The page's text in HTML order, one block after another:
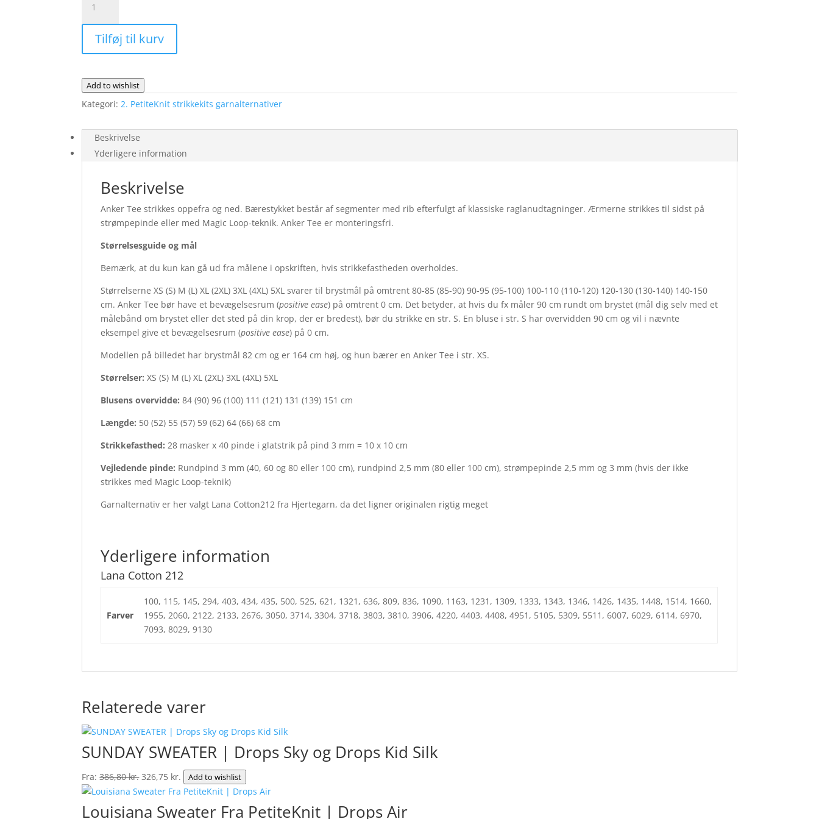
opskrift
Tee
Fra
PetiteKnit
|
Lana
Cotton212
antal
Tilføj til kurv
Add to wishlist
Kategori:2. PetiteKnit strikkekits garnalternativer
Beskrivelse
Yderligere information
Beskrivelse
Anker Tee strikkes oppefra og ned. Bærestykket består af segmenter med rib efterfulgt af klassiske raglanudtagninger. Ærmerne strikkes til sidst på
strømpepinde eller med Magic Loop-teknik. Anker Tee er monteringsfri.
Størrelsesguide og mål
Bemærk, at du kun kan gå ud fra målene i opskriften, hvis strikkefastheden overholdes.
Størrelserne XS (S) M (L) XL (2XL) 3XL (4XL) 5XL svarer til brystmål på omtrent 80-85 (85-90) 90-95 (95-100) 100-110 (110-120) 120-130 (130-140) 140-150
cm. Anker Tee bør have et bevægelsesrum (positive ease) på omtrent 0 cm. Det betyder, at hvis du fx måler 90 cm rundt om brystet (mål dig selv med et
målebånd om brystet eller det sted på din krop, der er bredest), bør du strikke en str. S. En bluse i str. S har overvidden 90 cm og vil i nævnte
eksempel give et bevægelsesrum (positive ease) på 0 cm.
Modellen på billedet har brystmål 82 cm og er 164 cm høj, og hun bærer en Anker Tee i str. XS.
Størrelser: XS (S) M (L) XL (2XL) 3XL (4XL) 5XL
Blusens overvidde: 84 (90) 96 (100) 111 (121) 131 (139) 151 cm
Længde: 50 (52) 55 (57) 59 (62) 64 (66) 68 cm
Strikkefasthed: 28 masker x 40 pinde i glatstrik på pind 3 mm = 10 x 10 cm
Vejledende pinde: Rundpind 3 mm (40, 60 og 80 eller 100 cm), rundpind 2,5 mm (80 eller 100 cm), strømpepinde 2,5 mm og 3 mm (hvis der ikke
strikkes med Magic Loop-teknik)
Garnalternativ er her valgt Lana Cotton212 fra Hjertegarn, da det ligner originalen rigtig meget
Yderligere information
Lana Cotton 212
Farver
100, 115, 145, 294, 403, 434, 435, 500, 525, 621, 1321, 636, 809, 836, 1090, 1163, 1231, 1309, 1333, 1343, 1346, 1426, 1435, 1448, 1514, 1660,
1955, 2060, 2122, 2133, 2676, 3050, 3714, 3304, 3718, 3803, 3810, 3906, 4220, 4403, 4408, 4951, 5105, 5309, 5511, 6007, 6029, 6114, 6970,
7093, 8029, 9130
Relaterede varer
SUNDAY SWEATER | Drops Sky og Drops Kid Silk
Fra:386,80kr.Den
oprindelige
326,75 kr. Den
aktuelle
Add to wishlist
Louisiana Sweater Fra PetiteKnit | Drops Air